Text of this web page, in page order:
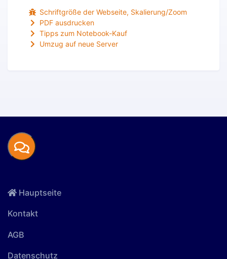
Schriftgröße der Webseite, Skalierung/Zoom
PDF ausdrucken
Tipps zum Notebook-Kauf
Umzug auf neue Server
Hauptseite
Kontakt
AGB
Datenschutz